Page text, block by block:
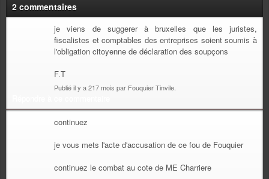
2 commentaires
je viens de suggerer à bruxelles que les juristes,
fiscalistes et comptables des entreprises soient soumis à
l'obligation citoyenne de déclaration des soupçons
F.T
Publié il y a 217 mois par Fouquier Tinvile.
continuez
je vous mets l'acte d'accusation de ce fou de Fouquier
continuez le combat au cote de ME Charriere